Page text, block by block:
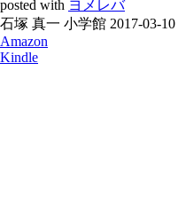
posted with ヨメレバ
石塚 真一 小学館 2017-03-10
Amazon
Kindle